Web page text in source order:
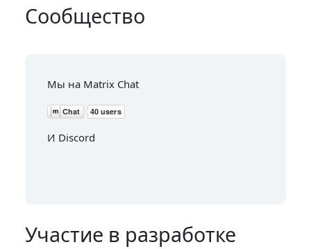
Сообщество
Мы на Matrix Chat
И Discord
Участие в разработке